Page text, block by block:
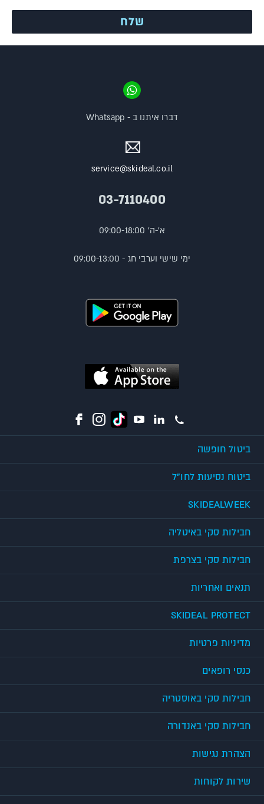
service@skideal.co.il
03-7110400
א'-ה' 09:00-18:00
ימי שישי וערבי חג - 09:00-13:00
דברו איתנו ב - Whatsapp
ביטול חופשה
ביטוח נסיעות לחו"ל
SKIDEALWEEK
חבילות סקי באיטליה
חבילות סקי בצרפת
תנאים ואחריות
SKIDEAL PROTECT
מדיניות פרטיות
כנסי רופאים
חבילות סקי באוסטריה
חבילות סקי באנדורה
הצהרת נגישות
שירות לקוחות